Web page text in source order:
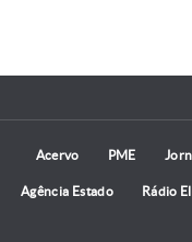
Acervo PME
Agência Estado Rádio